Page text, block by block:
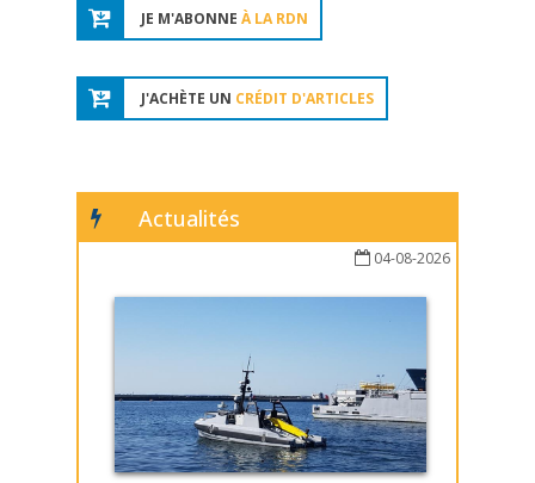
JE M'ABONNE À LA RDN
J'ACHÈTE UN CRÉDIT D'ARTICLES
Actualités
04-08-2026